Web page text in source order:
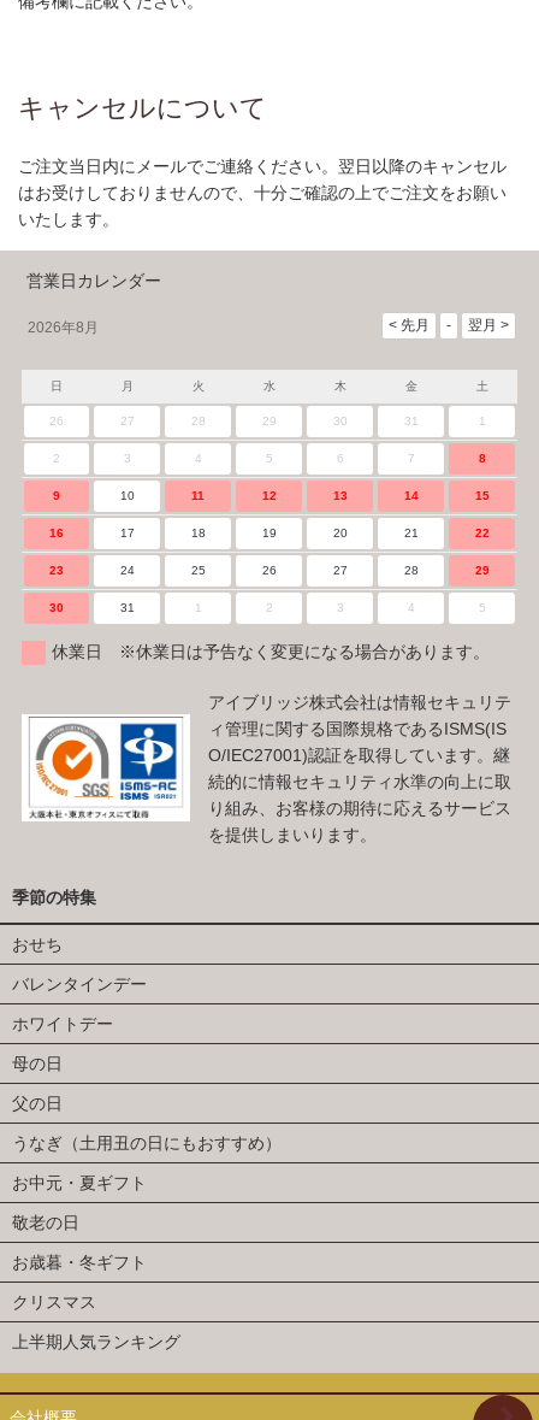
キャンセルについて
ご注文当日内にメールでご連絡ください。翌日以降のキャンセル
はお受けしておりませんので、十分ご確認の上でご注文をお願い
いたします。
営業日カレンダー
2026年8月
日 月 火 水 木 金 土
26 27 28 29 30 31 1
2 3 4 5 6 7 8
9 10 11 12 13 14 15
16 17 18 19 20 21 22
23 24 25 26 27 28 29
30 31 1 2 3 4 5
休業日 ※休業日は予告なく変更になる場合があります。
アイブリッジ株式会社は情報セキュリテ
ィ管理に関する国際規格であるISMS(IS
O/IEC27001)認証を取得しています。継
続的に情報セキュリティ水準の向上に取
り組み、お客様の期待に応えるサービス
を提供しまいります。
季節の特集
おせち
バレンタインデー
ホワイトデー
母の日
父の日
うなぎ（土用丑の日にもおすすめ）
お中元・夏ギフト
敬老の日
お歳暮・冬ギフト
クリスマス
上半期人気ランキング